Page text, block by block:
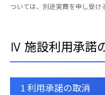
ついては、別途実費を申し受け
Ⅳ 施設利用承諾
1 利用承諾の取消